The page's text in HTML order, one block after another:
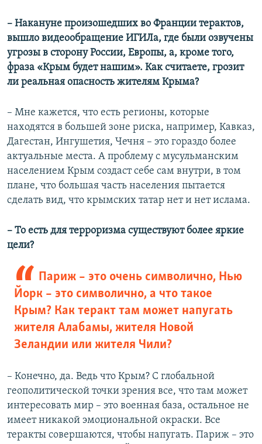
– Накануне произошедших во Франции терактов,
вышло видеообращение ИГИЛа, где были озвучены
угрозы в сторону России, Европы, а, кроме того,
фраза «Крым будет нашим». Как считаете, грозит
ли реальная опасность жителям Крыма?
– Мне кажется, что есть регионы, которые
находятся в большей зоне риска, например, Кавказ,
Дагестан, Ингушетия, Чечня – это гораздо более
актуальные места. А проблему с мусульманским
населением Крым создаст себе сам внутри, в том
плане, что большая часть населения пытается
сделать вид, что крымских татар нет и нет ислама.
– То есть для терроризма существуют более яркие
цели?
Париж – это очень символично, Нью
Йорк – это символично, а что такое
Крым? Как теракт там может напугать
жителя Алабамы, жителя Новой
Зеландии или жителя Чили?
– Конечно, да. Ведь что Крым? С глобальной
геополитической точки зрения все, что там может
интересовать мир – это военная база, остальное не
имеет никакой эмоциональной окраски. Все
теракты совершаются, чтобы напугать. Париж – это